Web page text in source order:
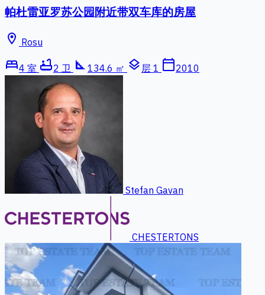
帕杜雷亚罗苏公园附近带双车库的房屋
location_on Rosu
bed4 室 bathtub2 卫 square_foot 134.6 ㎡ layers 层 1 calendar_today2010
Stefan Gavan
CHESTERTONS